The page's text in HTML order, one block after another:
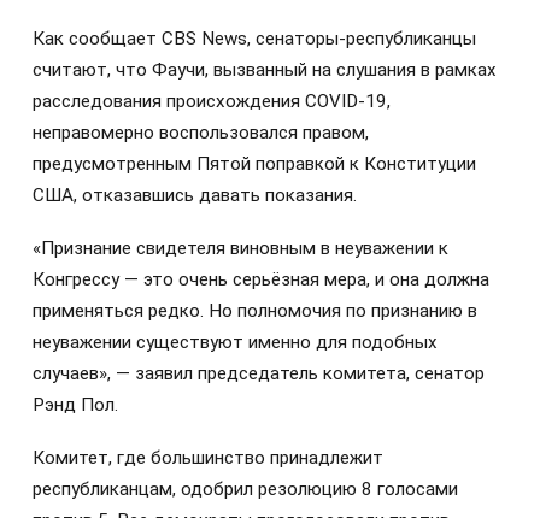
Как сообщает CBS News, сенаторы-республиканцы
считают, что Фаучи, вызванный на слушания в рамках
расследования происхождения COVID-19,
неправомерно воспользовался правом,
предусмотренным Пятой поправкой к Конституции
США, отказавшись давать показания.
«Признание свидетеля виновным в неуважении к
Конгрессу — это очень серьёзная мера, и она должна
применяться редко. Но полномочия по признанию в
неуважении существуют именно для подобных
случаев», — заявил председатель комитета, сенатор
Рэнд Пол.
Комитет, где большинство принадлежит
республиканцам, одобрил резолюцию 8 голосами